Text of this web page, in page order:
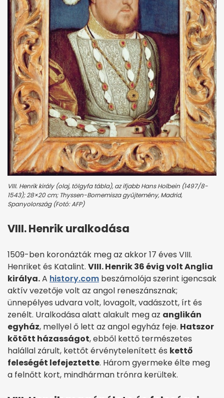
VIII. Henrik király (olaj, tölgyfa tábla), az ifjabb Hans Holbein (1497/8-
1543); 28×20 cm; Thyssen-Bornemisza gyűjtemény, Madrid,
Spanyolország (Fotó: AFP)
VIII. Henrik uralkodása
1509-ben koronázták meg az akkor 17 éves VIII.
Henriket és Katalint. VIII. Henrik 36 évig volt Anglia
királya.A history.com beszámolója szerint igencsak
aktív vezetője volt az angol reneszánsznak;
ünnepélyes udvara volt, lovagolt, vadászott, írt és
zenélt. Uralkodása alatt alakult meg az anglikán
egyház, mellyel ő lett az angol egyház feje. Hatszor
kötött házasságot, ebből kettő természetes
halállal zárult, kettőt érvénytelenített és kettő
feleségét lefejeztette. Három gyermeke élte meg
a felnőtt kort, mindhárman trónra kerültek.